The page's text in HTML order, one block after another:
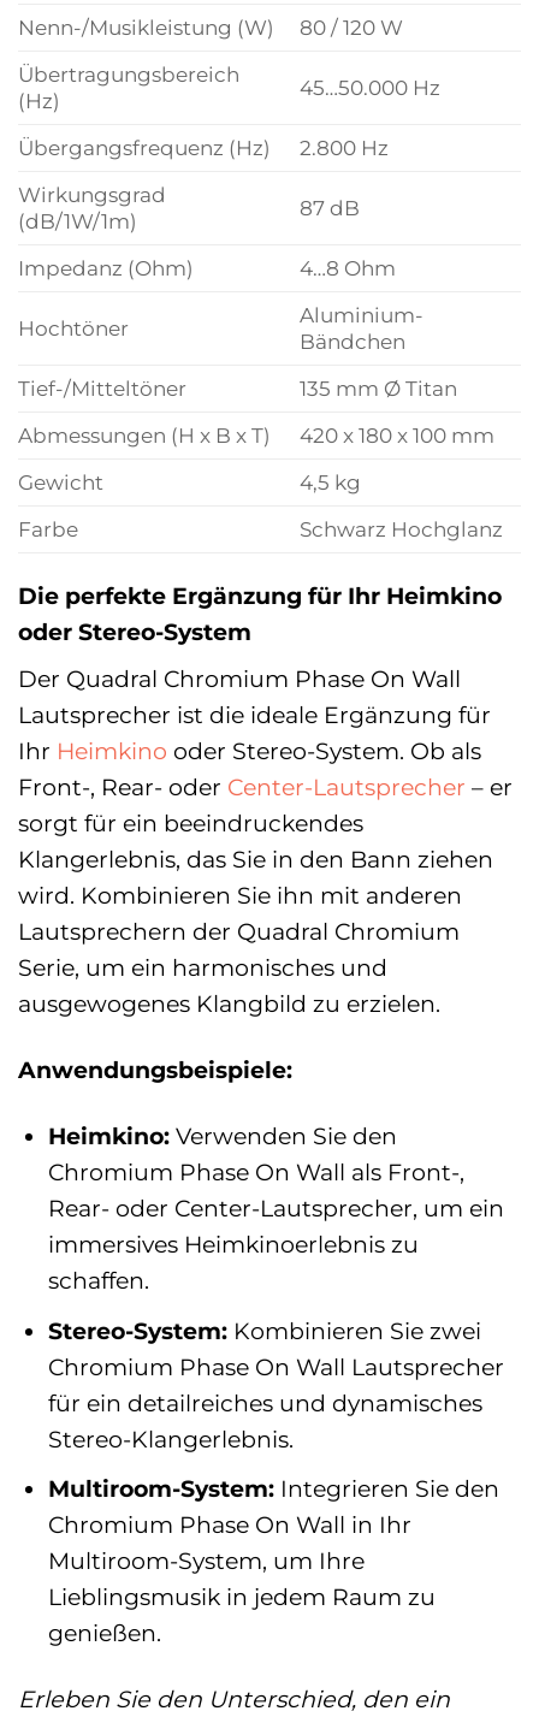
Nenn-/Musikleistung (W)
80 / 120 W
Übertragungsbereich
(Hz)
45…50.000 Hz
Übergangsfrequenz (Hz)
2.800 Hz
Wirkungsgrad
(dB/1W/1m)
87 dB
Impedanz (Ohm) 4…8 Ohm
Hochtöner
Aluminium-
Bändchen
Tief-/Mitteltöner
135 mm Ø Titan
Abmessungen (H x B x T)
420 x 180 x 100 mm
Gewicht
4,5 kg
Farbe
Schwarz Hochglanz
Die perfekte Ergänzung für Ihr Heimkino
oder Stereo-System
Der Quadral Chromium Phase On Wall
Lautsprecher ist die ideale Ergänzung für
Ihr Heimkino oder Stereo-System. Ob als
Front-, Rear- oder Center-Lautsprecher – er
sorgt für ein beeindruckendes
Klangerlebnis, das Sie in den Bann ziehen
wird. Kombinieren Sie ihn mit anderen
Lautsprechern der Quadral Chromium
Serie, um ein harmonisches und
ausgewogenes Klangbild zu erzielen.
Anwendungsbeispiele:
Heimkino:Verwenden Sie den
Chromium Phase On Wall als Front-,
Rear- oder Center-Lautsprecher, um ein
immersives Heimkinoerlebnis zu
schaffen.
Stereo-System:Kombinieren Sie zwei
Chromium Phase On Wall Lautsprecher
für ein detailreiches und dynamisches
Stereo-Klangerlebnis.
Multiroom-System:Integrieren Sie den
Chromium Phase On Wall in Ihr
Multiroom-System, um Ihre
Lieblingsmusik in jedem Raum zu
genießen.
Erleben Sie den Unterschied, den ein